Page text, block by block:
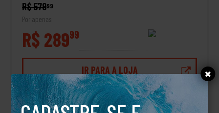
R$ 57999
Por apenas
R$ 28999
IR PARA A LOJA